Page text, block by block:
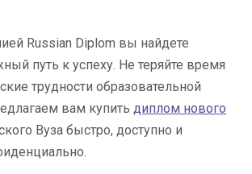
Russian Diplom вы найдете
путь к успеху. Не теряйте время
трудности образовательной
вам купить диплом нового
Вуза быстро, доступно и